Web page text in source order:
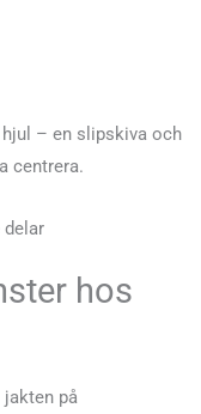
– en slipskiva och
centrera.
hos
på